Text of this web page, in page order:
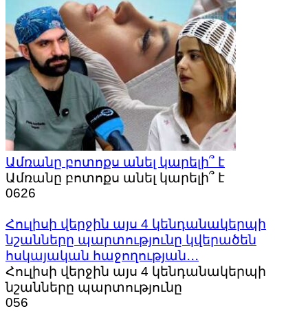
Ամռանը բոտոքս անել կարելի՞ է
Ամռանը բոտոքս անել կարելի՞ է
0626
Հուլիսի վերջին այս 4 կենդանակերպի
նշանները պարտությունը կվերածեն
հսկայական հաջողության․․․
Հուլիսի վերջին այս 4 կենդանակերպի
նշանները պարտությունը
056